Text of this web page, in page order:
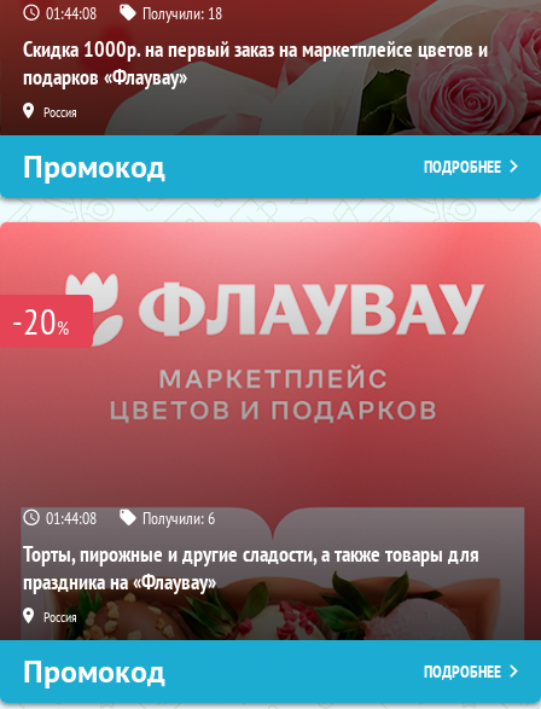
01:44:07 Получили: 18
Скидка 1000р. на первый заказ на маркетплейсе цветов и
подарков «Флаувау»
Россия
Промокод ПОДРОБНЕЕ
-20%
01:44:07 Получили:6
Торты, пирожные и другие сладости, а также товары для
праздника на «Флаувау»
Россия
Промокод ПОДРОБНЕЕ